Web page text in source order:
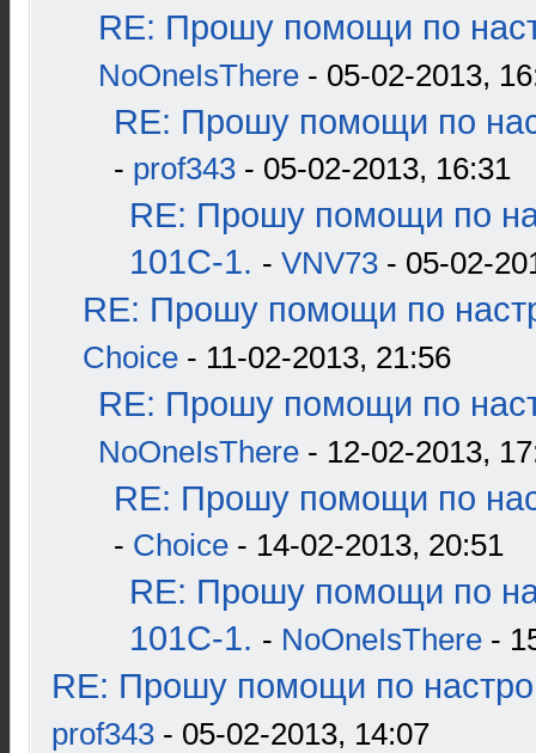
RE: Прошу помощи по
NoOneIsThere - 05-02-2013,
RE: Прошу помощи по
- prof343 - 05-02-2013, 16:31
RE: Прошу помощи по
101С-1. - VNV73 - 05-02-
RE: Прошу помощи по
Choice - 11-02-2013, 21:56
RE: Прошу помощи по
NoOneIsThere - 12-02-2013,
RE: Прошу помощи по
- Choice - 14-02-2013, 20:51
RE: Прошу помощи по
101С-1. - NoOneIsThere -
RE: Прошу помощи по
prof343 - 05-02-2013, 14:07